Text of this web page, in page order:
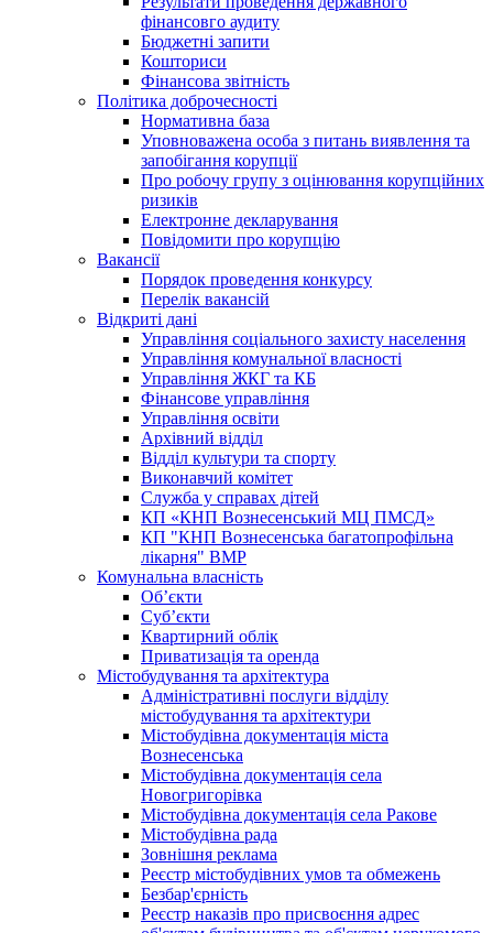
фінансовго аудиту
Бюджетні запити
Кошториси
Фінансова звітність
Політика доброчесності
Нормативна база
Уповноважена особа з питань виявлення та
запобігання корупції
Про робочу групу з оцінювання корупційних
ризиків
Електронне декларування
Повідомити про корупцію
Вакансії
Порядок проведення конкурсу
Перелік вакансій
Відкриті дані
Управління соціального захисту населення
Управління комунальної власності
Управління ЖКГ та КБ
Фінансове управління
Управління освіти
Архівний відділ
Відділ культури та спорту
Виконавчий комітет
Служба у справах дітей
КП «КНП Вознесенський МЦ ПМСД»
КП "КНП Вознесенська багатопрофільна
лікарня" ВМР
Комунальна власність
Об’єкти
Суб’єкти
Квартирний облік
Приватизація та оренда
Містобудування та архітектура
Адміністративні послуги відділу
містобудування та архітектури
Містобудівна документація міста
Вознесенська
Містобудівна документація села
Новогригорівка
Містобудівна документація села Ракове
Містобудівна рада
Зовнішня реклама
Реєстр містобудівних умов та обмежень
Безбар'єрність
Реєстр наказів про присвоєння адрес